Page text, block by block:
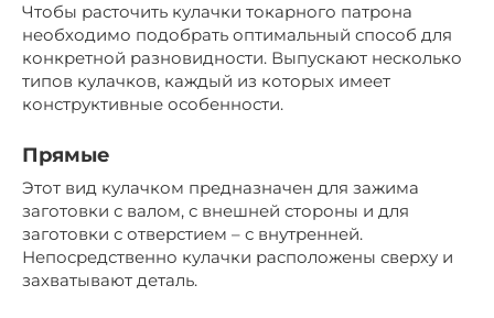
Чтобы расточить кулачки токарного патрона
необходимо подобрать оптимальный способ для
конкретной разновидности. Выпускают несколько
типов кулачков, каждый из которых имеет
конструктивные особенности.
Прямые
Этот вид кулачком предназначен для зажима
заготовки с валом, с внешней стороны и для
заготовки с отверстием – с внутренней.
Непосредственно кулачки расположены сверху и
захватывают деталь.